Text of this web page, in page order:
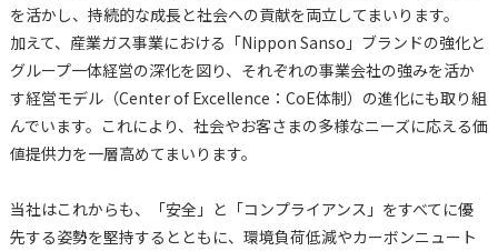
を活かし、持続的な成長と社会への貢献を両立してまいります。
加えて、産業ガス事業における「Nippon Sanso」ブランドの強化と
グループ一体経営の深化を図り、それぞれの事業会社の強みを活か
す経営モデル（Center of Excellence：CoE体制）の進化にも取り組
んでいます。これにより、社会やお客さまの多様なニーズに応える価
値提供力を一層高めてまいります。
当社はこれからも、「安全」と「コンプライアンス」をすべてに優
先する姿勢を堅持するとともに、環境負荷低減やカーボンニュート